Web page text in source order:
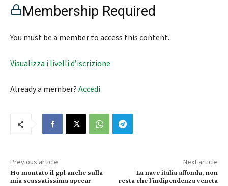
Membership Required
You must be a member to access this content.
Visualizza i livelli d’iscrizione
Already a member? Accedi
Previous article
Ho montato il gpl anche sulla
mia scassatissima apecar
Next article
La nave italia affonda, non
resta che l’indipendenza veneta